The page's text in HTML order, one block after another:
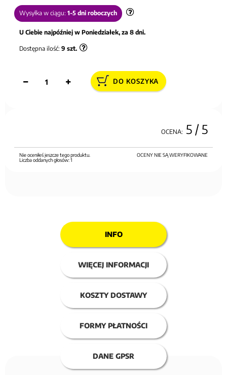
Wysyłka w ciągu: 1-5 dni roboczych
U Ciebie najpóźniej w Poniedziałek, za 8 dni.
Dostępna ilość: 9 szt.
DO KOSZYKA
OCENA: 5 / 5
OCENY NIE SĄ WERYFIKOWANE
Nie oceniłeś jeszcze tego produktu.
Liczba oddanych głosów:1
INFO
WIĘCEJ INFORMACJI
KOSZTY DOSTAWY
FORMY PŁATNOŚCI
DANE GPSR